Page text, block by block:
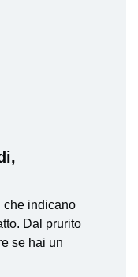
che indicano
Dal prurito
se hai un